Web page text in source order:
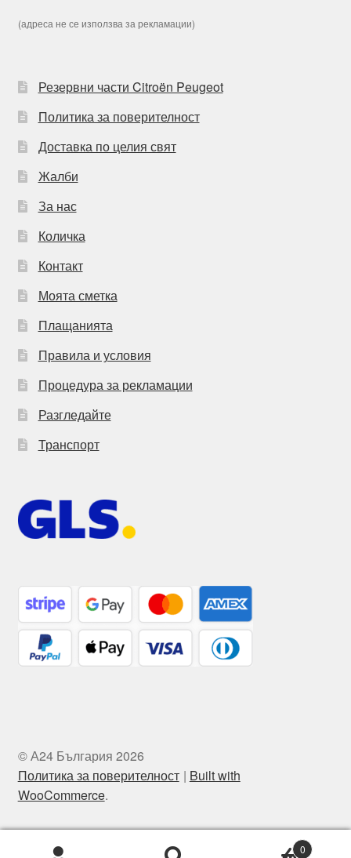
(адреса не се използва за рекламации)
Резервни части Citroën Peugeot
Политика за поверителност
Доставка по целия свят
Жалби
За нас
Количка
Контакт
Моята сметка
Плащанията
Правила и условия
Процедура за рекламации
Разгледайте
Транспорт
© А24 България 2026
Политика за поверителност
Built with
WooCommerce.
0